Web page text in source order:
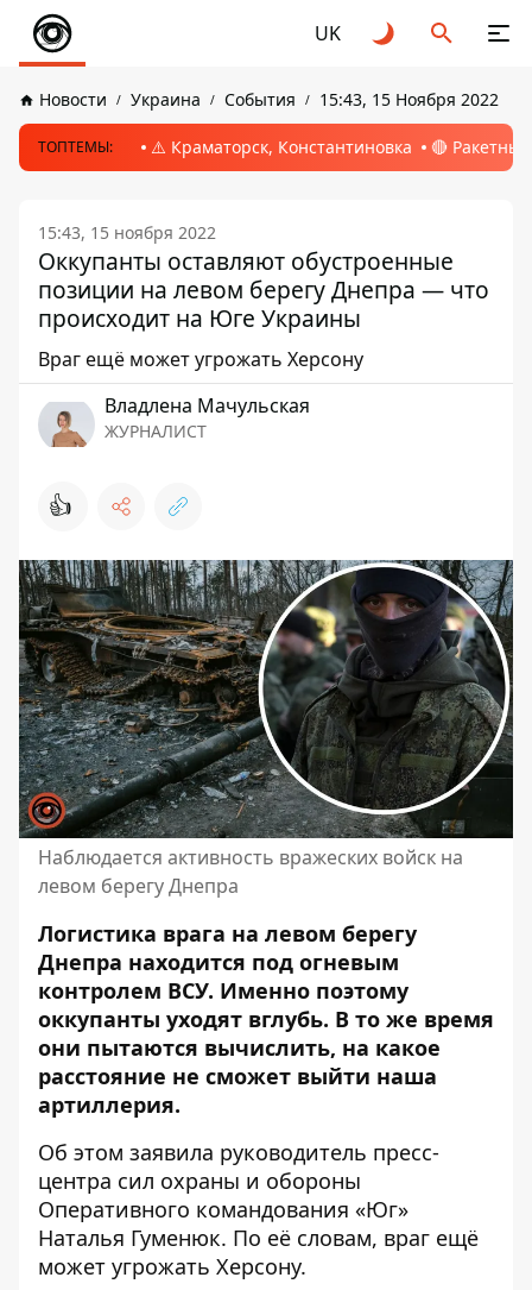
UK
Новости Украина События 15:43, 15 Ноября 2022
ТОПТЕМЫ: ⚠️ Краматорск, Константиновка 🔴
15:43, 15 ноября 2022
Оккупанты оставляют обустроенные
позиции на левом берегу Днепра — что
происходит на Юге Украины
Враг ещё может угрожать Херсону
Владлена Мачульская
ЖУРНАЛИСТ
👍
Наблюдается активность вражеских войск на
левом берегу Днепра
Логистика врага на левом берегу
Днепра находится под огневым
контролем ВСУ. Именно поэтому
оккупанты уходят вглубь. В то же время
они пытаются вычислить, на какое
расстояние не сможет выйти наша
артиллерия.
Об этом заявила руководитель пресс-
центра сил охраны и обороны
Оперативного командования «Юг»
Наталья Гуменюк. По её словам, враг ещё
может угрожать Херсону.